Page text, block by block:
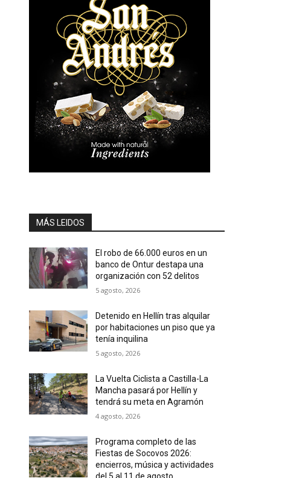
MÁS LEIDOS
El robo de 66.000 euros en un
banco de Ontur destapa una
organización con 52 delitos
5 agosto, 2026
Detenido en Hellín tras alquilar
por habitaciones un piso que ya
tenía inquilina
5 agosto, 2026
La Vuelta Ciclista a Castilla-La
Mancha pasará por Hellín y
tendrá su meta en Agramón
4 agosto, 2026
Programa completo de las
Fiestas de Socovos 2026:
encierros, música y actividades